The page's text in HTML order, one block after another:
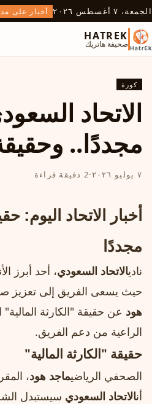
الجمعة، ٧ أغسطس ٢٠٢٦ أخبار على
HATREK
صحيفة هاتريك
كورة
الاتحاد
مجددًا..
٧ يوليو ٢٠٢٦ ·2 دقيقة قراءة
أخبار الاتحاد اليوم:
مجددًا
ناديالاتحاد السعودي، أحد أبرز
حيث يسعى الفريق إلى تعزيز
هود عن حقيقة "الكارثة
الراعية من دعم الفريق.
حقيقة "الكارثة المالية"
الصحفي الرياضيماجد هود،
أنالاتحاد السعودي سيستبدل